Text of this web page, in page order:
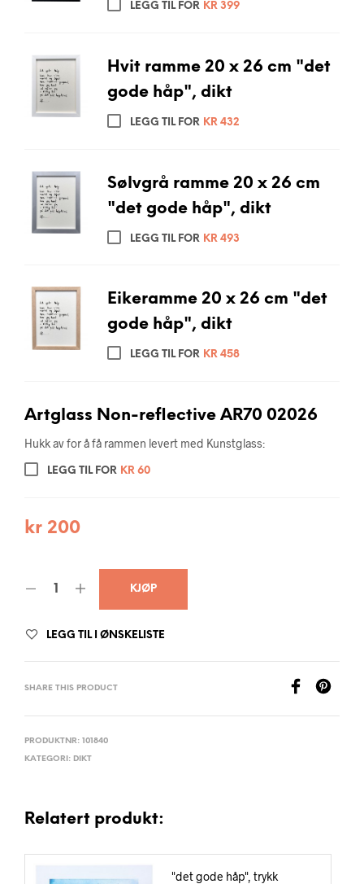
LEGG TIL FOR KR399
Hvit ramme 20 x 26 cm "det
gode håp", dikt
LEGG TIL FOR KR432
Sølvgrå ramme 20 x 26 cm
"det gode håp", dikt
LEGG TIL FOR KR 493
Eikeramme 20 x 26 cm "det
gode håp", dikt
LEGG TIL FOR KR458
Artglass Non-reflective AR70 02026
Hukk av for å få rammen levert med Kunstglass:
LEGG TIL FOR KR 60
kr 200
KJØP
LEGG TIL I ØNSKELISTE
SHARE THIS PRODUCT
PRODUKTNR: 101840
KATEGORI: DIKT
Relatert produkt:
"det gode håp", trykk